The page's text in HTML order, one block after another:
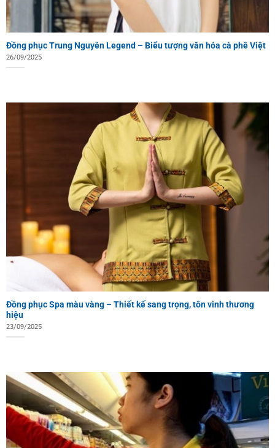
Đồng phục Trung Nguyên Legend – Biểu tượng văn hóa cà phê Việt
26/09/2025
Đồng phục Spa màu vàng – Thiết kế sang trọng, tôn vinh thương
hiệu
23/09/2025